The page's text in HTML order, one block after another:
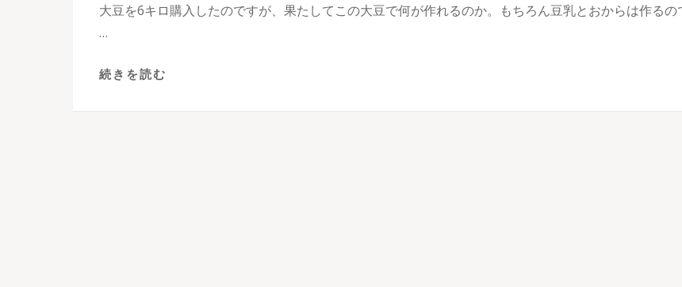
大豆を6キロ購入したのですが、果たしてこの大豆で何が作れるのか。もちろん豆乳とおからは作るの
…
続きを読む